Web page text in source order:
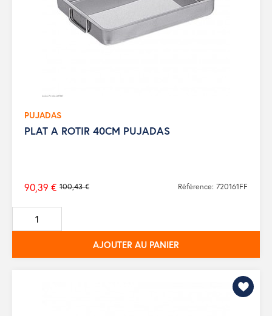
PUJADAS
PLAT A ROTIR 40CM PUJADAS
Prix
de
base
100,43 €
90,39 € Référence: 720161FF
AJOUTER AU PANIER